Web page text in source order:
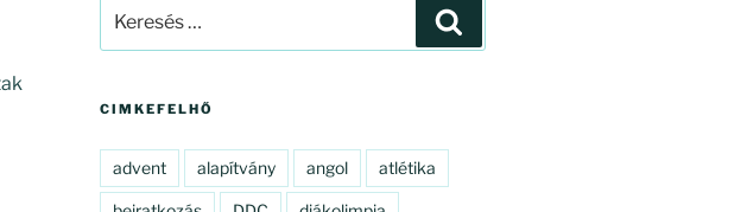
következő
CIMKEFELHŐ
advent alapítvány angol atlétika